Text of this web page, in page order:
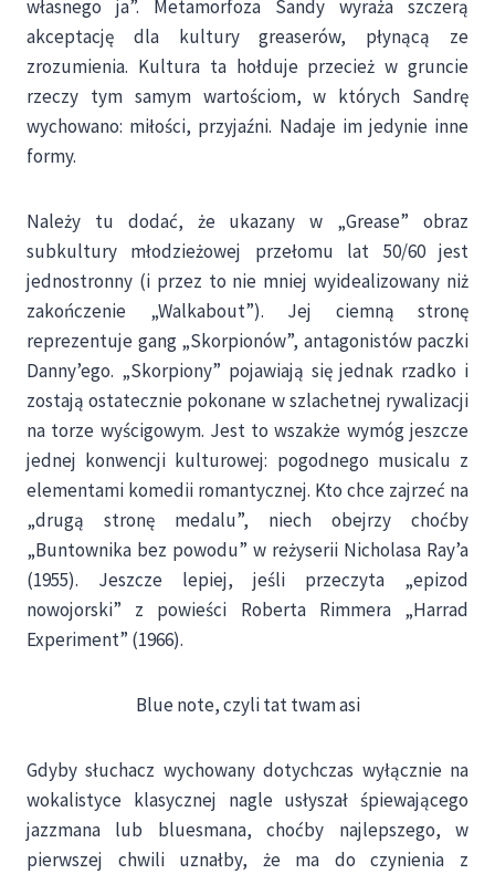
własnego ja”. Metamorfoza Sandy wyraża szczerą
akceptację dla kultury greaserów, płynącą ze
zrozumienia. Kultura ta hołduje przecież w gruncie
rzeczy tym samym wartościom, w których Sandrę
wychowano: miłości, przyjaźni. Nadaje im jedynie inne
formy.
Należy tu dodać, że ukazany w „Grease” obraz
subkultury młodzieżowej przełomu lat 50/60 jest
jednostronny (i przez to nie mniej wyidealizowany niż
zakończenie „Walkabout”). Jej ciemną stronę
reprezentuje gang „Skorpionów”, antagonistów paczki
Danny’ego. „Skorpiony” pojawiają się jednak rzadko i
zostają ostatecznie pokonane w szlachetnej rywalizacji
na torze wyścigowym. Jest to wszakże wymóg jeszcze
jednej konwencji kulturowej: pogodnego musicalu z
elementami komedii romantycznej. Kto chce zajrzeć na
„drugą stronę medalu”, niech obejrzy choćby
„Buntownika bez powodu” w reżyserii Nicholasa Ray’a
(1955). Jeszcze lepiej, jeśli przeczyta „epizod
nowojorski” z powieści Roberta Rimmera „Harrad
Experiment” (1966).
Blue note, czyli tat twam asi
Gdyby słuchacz wychowany dotychczas wyłącznie na
wokalistyce klasycznej nagle usłyszał śpiewającego
jazzmana lub bluesmana, choćby najlepszego, w
pierwszej chwili uznałby, że ma do czynienia z